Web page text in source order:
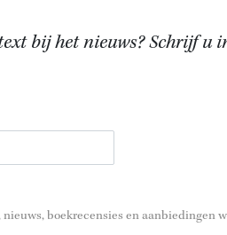
bij het nieuws? Schrijf u
boekrecensies en aanbiedingen